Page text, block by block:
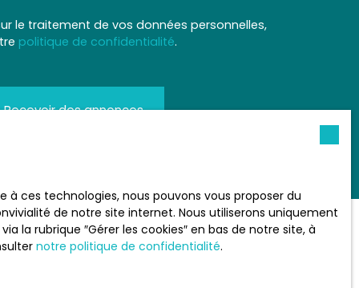
le traitement de vos données personnelles,
politique de confidentialité.
Recevoir des annonces
INFORMATIONS
ces technologies, nous pouvons vous proposer du
de notre site internet. Nous utiliserons uniquement
la rubrique ″Gérer les cookies″ en bas de notre site, à
notre politique de confidentialité.